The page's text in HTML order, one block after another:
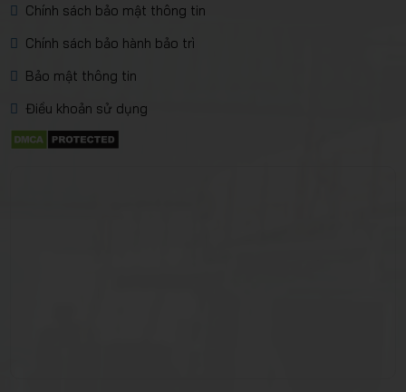
Chính sách bảo mật thông tin
Chính sách bảo hành bảo trì
Bảo mật thông tin
Điều khoản sử dụng